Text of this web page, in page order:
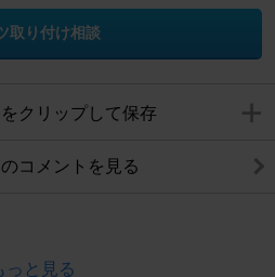
取り付け相談
クリップして保存
コメントを見る
っと見る